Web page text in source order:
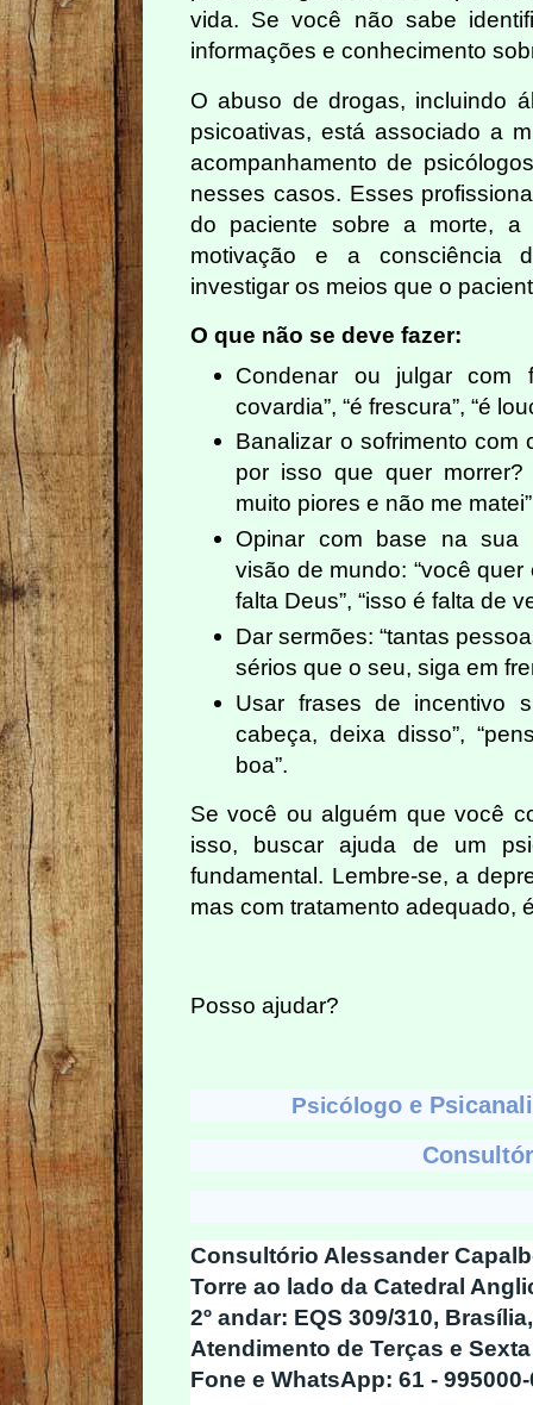
vida. Se você não sabe
informações e conhecimento
O abuso de drogas, incluindo
psicoativas, está associado a
acompanhamento de
nesses casos. Esses
do paciente sobre a morte, a
motivação e a consciência
investigar os meios que o
O que não se deve fazer:
Condenar ou julgar com
covardia”, “é frescura”, “é
Banalizar o sofrimento com
por isso que quer
muito piores e não me
Opinar com base na sua
visão de mundo: “você quer
falta Deus”, “isso é falta de
Dar sermões: “tantas
sérios que o seu, siga em
Usar frases de incentivo
cabeça, deixa disso”,
boa”.
Se você ou alguém que você
isso, buscar ajuda de um
fundamental. Lembre-se, a
mas com tratamento adequado,
Posso ajudar?
Psicólogo e
Consultório Alessander
Torre ao lado da Catedral
2º andar: EQS 309/310,
Atendimento de Terças e
Fone e WhatsApp: 61 -